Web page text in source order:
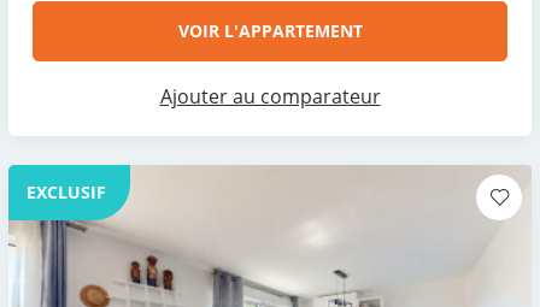
VOIR L'APPARTEMENT
Ajouter au comparateur
EXCLUSIF